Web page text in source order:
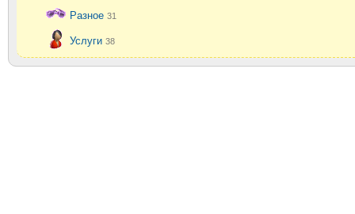
Разное 31
Услуги 38